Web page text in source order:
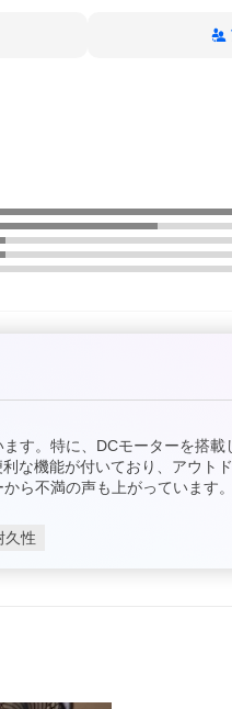
す。特に、DCモーターを搭
な機能が付いており、アウト
ら不満の声も上がっています。
久性